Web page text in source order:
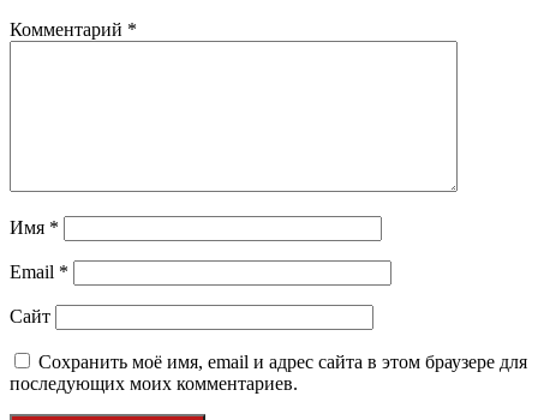
Комментарий *
Имя *
Email *
Сайт
Сохранить моё имя, email и адрес сайта в этом браузере для
последующих моих комментариев.